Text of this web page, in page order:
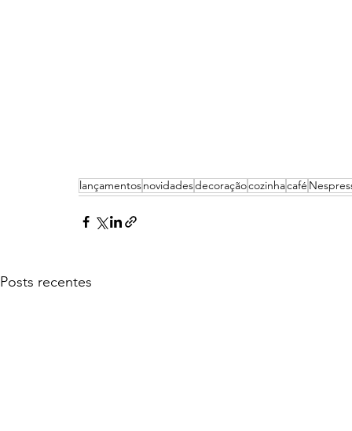
lançamentosnovidadesdecoraçãocozinhacafé
Posts recentes